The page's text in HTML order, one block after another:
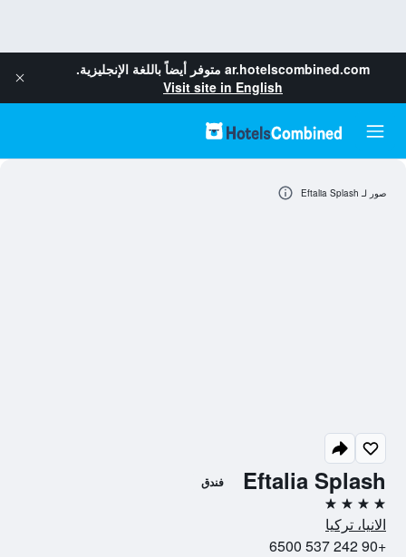
ar.hotelscombined.com متوفر أيضاً باللغة الإنجليزية.
Visit site in English
Eftalia Splash فندق
4 نجوم
الانيا، تركيا
+90 242 537 6500
صور لـ Eftalia Splash